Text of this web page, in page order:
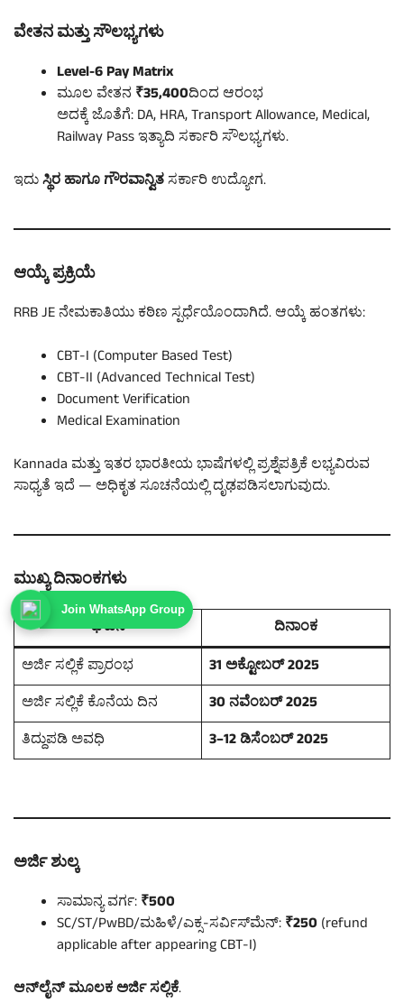
ವೇತನ ಮತ್ತು ಸೌಲಭ್ಯಗಳು
Level-6 Pay Matrix
ಮೂಲ ವೇತನ ₹35,400ದಿಂದ ಆರಂಭ
ಅದಕ್ಕೆ ಜೊತೆಗೆ: DA, HRA, Transport Allowance, Medical,
Railway Pass ಇತ್ಯಾದಿ ಸರ್ಕಾರಿ ಸೌಲಭ್ಯಗಳು.
ಇದುಸ್ಥಿರ ಹಾಗೂ ಗೌರವಾನ್ವಿತಸರ್ಕಾರಿ ಉದ್ಯೋಗ.
ಆಯ್ಕೆ ಪ್ರಕ್ರಿಯೆ
RRB JE ನೇಮಕಾತಿಯು ಕಠಿಣ ಸ್ಪರ್ಧೆಯೊಂದಾಗಿದೆ. ಆಯ್ಕೆ ಹಂತಗಳು:
CBT-I (Computer Based Test)
CBT-II (Advanced Technical Test)
Document Verification
Medical Examination
Kannada ಮತ್ತು ಇತರ ಭಾರತೀಯ ಭಾಷೆಗಳಲ್ಲಿ ಪ್ರಶ್ನೆಪತ್ರಿಕೆ ಲಭ್ಯವಿರುವ
ಸಾಧ್ಯತೆ ಇದೆ — ಅಧಿಕೃತ ಸೂಚನೆಯಲ್ಲಿ ದೃಢಪಡಿಸಲಾಗುವುದು.
ಮುಖ್ಯ ದಿನಾಂಕಗಳು
ಘಟನೆ
ದಿನಾಂಕ
ಅರ್ಜಿ ಸಲ್ಲಿಕೆ ಪ್ರಾರಂಭ
31 ಅಕ್ಟೋಬರ್ 2025
ಅರ್ಜಿ ಸಲ್ಲಿಕೆ ಕೊನೆಯ ದಿನ
30 ನವೆಂಬರ್ 2025
ತಿದ್ದುಪಡಿ ಅವಧಿ
3–12 ಡಿಸೆಂಬರ್ 2025
ಅರ್ಜಿ ಶುಲ್ಕ
ಸಾಮಾನ್ಯ ವರ್ಗ:₹500
SC/ST/PwBD/ಮಹಿಳೆ/ಎಕ್ಸ -ಸರ್ವಿಸ್‌ಮೆನ್:₹250 (refund
applicable after appearing CBT-I)
ಆನ್‌ಲೈನ್ ಮೂಲಕ ಅರ್ಜಿ ಸಲ್ಲಿಕೆ.
Join WhatsApp Group